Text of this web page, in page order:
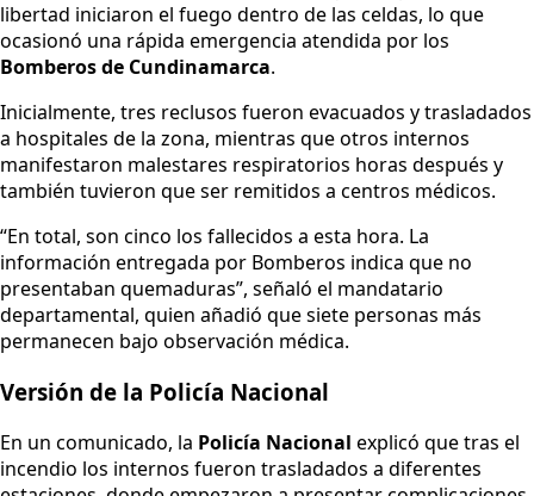
libertad iniciaron el fuego dentro de las celdas, lo que
ocasionó una rápida emergencia atendida por los
Bomberos de Cundinamarca.
Inicialmente, tres reclusos fueron evacuados y trasladados
a hospitales de la zona, mientras que otros internos
manifestaron malestares respiratorios horas después y
también tuvieron que ser remitidos a centros médicos.
“En total, son cinco los fallecidos a esta hora. La
información entregada por Bomberos indica que no
presentaban quemaduras”, señaló el mandatario
departamental, quien añadió que siete personas más
permanecen bajo observación médica.
Versión de la Policía Nacional
En un comunicado, la Policía Nacional explicó que tras el
incendio los internos fueron trasladados a diferentes